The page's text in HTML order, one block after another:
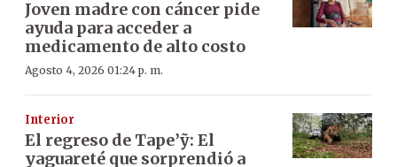
Joven madre con cáncer pide
ayuda para acceder a
medicamento de alto costo
Agosto 4, 2026 01:24 p. m.
Interior
El regreso de Tape’ỹ: El
yaguareté que sorprendió a